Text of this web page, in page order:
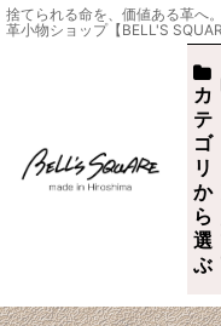
捨てられる命を、価値ある革へ
革小物ショップ【BELL'S
カ
テ
ゴ
リ
か
ら
選
ぶ